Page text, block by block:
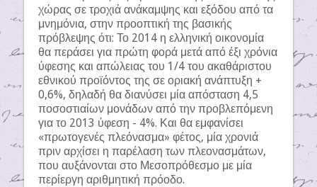
χώρας σε τροχιά ανάκαμψης και εξόδου από τα
μνημόνια, στην προοπτική της βασικής
πρόβλεψης ότι: Το 2014 η ελληνική οικονομία
θα περάσει για πρώτη φορά μετά από έξι χρόνια
ύφεσης και απώλειας του 1/4 του ακαθάριστου
εθνικού προϊόντος της σε οριακή ανάπτυξη +
0,6%, δηλαδή θα διανύσει μία απόσταση 4,5
ποσοστιαίων μονάδων από την προβλεπόμενη
για το 2013 ύφεση - 4%. Και θα εμφανίσει
«πρωτογενές πλεόνασμα» φέτος, μία χρονιά
πριν αρχίσει η παρέλαση των πλεονασμάτων,
που αυξάνονται στο Μεσοπρόθεσμο με μία
περίεργη αριθμητική πρόοδο.